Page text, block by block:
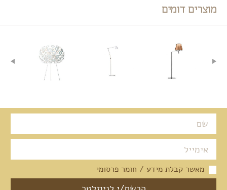
מוצרים דומים
מאשר קבלת מידע / חומר פרסומי